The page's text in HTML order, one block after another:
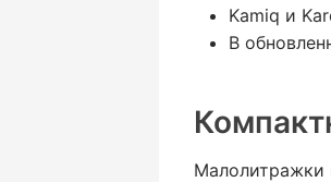
Kamiq и
В
Малолитражки